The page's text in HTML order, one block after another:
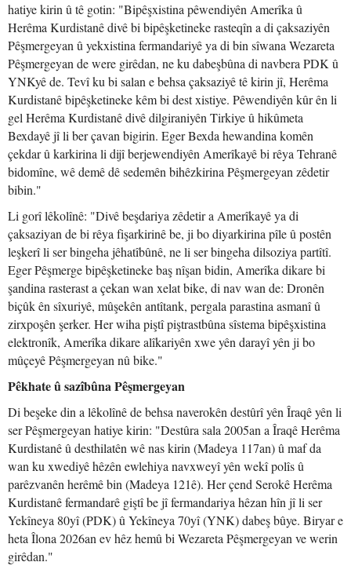
hatiye kirin û tê gotin: "Bipêşxistina pêwendiyên Amerîka û
Herêma Kurdistanê divê bi bipêşketineke rasteqîn a di çaksaziyên
Pêşmergeyan û yekxistina fermandariyê ya di bin sîwana Wezareta
Pêşmergeyan de were girêdan, ne ku dabeşbûna di navbera PDK û
YNKyê de. Tevî ku bi salan e behsa çaksaziyê tê kirin jî, Herêma
Kurdistanê bipêşketineke kêm bi dest xistiye. Pêwendiyên kûr ên li
gel Herêma Kurdistanê divê dilgiraniyên Tirkiye û hikûmeta
Bexdayê jî li ber çavan bigirin. Eger Bexda hewandina komên
çekdar û karkirina li dijî berjewendiyên Amerîkayê bi rêya Tehranê
bidomîne, wê demê dê sedemên bihêzkirina Pêşmergeyan zêdetir
bibin."
Li gorî lêkolînê: "Divê beşdariya zêdetir a Amerîkayê ya di
çaksaziyan de bi rêya fişarkirinê be, ji bo diyarkirina pîle û postên
leşkerî li ser bingeha jêhatîbûnê, ne li ser bingeha dilsoziya partîtî.
Eger Pêşmerge bipêşketineke baş nîşan bidin, Amerîka dikare bi
şandina rasterast a çekan wan xelat bike, di nav wan de: Dronên
biçûk ên sîxuriyê, mûşekên antîtank, pergala parastina asmanî û
zirxpoşên şerker. Her wiha piştî piştrastbûna sîstema bipêşxistina
elektronîk, Amerîka dikare alîkariyên xwe yên darayî yên ji bo
mûçeyê Pêşmergeyan nû bike."
Pêkhate û sazîbûna Pêşmergeyan
Di beşeke din a lêkolînê de behsa naverokên destûrî yên Îraqê yên li
ser Pêşmergeyan hatiye kirin: "Destûra sala 2005an a Îraqê Herêma
Kurdistanê û desthilatên wê nas kirin (Madeya 117an) û maf da
wan ku xwediyê hêzên ewlehiya navxweyî yên wekî polîs û
parêzvanên herêmê bin (Madeya 121ê). Her çend Serokê Herêma
Kurdistanê fermandarê giştî be jî fermandariya hêzan hîn jî li ser
Yekîneya 80yî (PDK) û Yekîneya 70yî (YNK) dabeş bûye. Biryar e
heta Îlona 2026an ev hêz hemû bi Wezareta Pêşmergeyan ve werin
girêdan."